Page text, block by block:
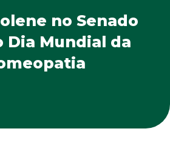
no Senado
Dia Mundial da